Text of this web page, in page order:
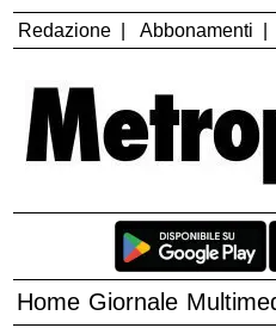
Redazione Abbonamenti
Home Giornale